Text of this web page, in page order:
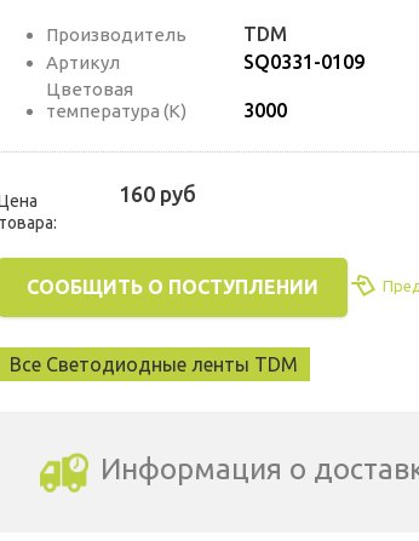
Производитель TDM
Артикул SQ0331-0109
Цветовая
температура (К)
3000
товара:
160 руб
СООБЩИТЬ О ПОСТУПЛЕНИИ
Все Светодиодные ленты TDM
Информация о